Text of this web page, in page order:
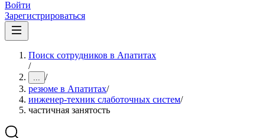
Войти
Зарегистрироваться
Поиск сотрудников в Апатитах
/
... /
резюме в Апатитах/
инженер-техник слаботочных систем/
частичная занятость